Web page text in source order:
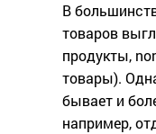
В
товаров
продукты,
товары).
бывает и
например,